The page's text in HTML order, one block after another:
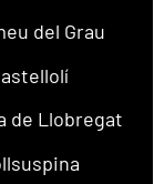
del Grau
de Llobregat